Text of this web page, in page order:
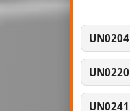
UN0204
UN0220
UN0241